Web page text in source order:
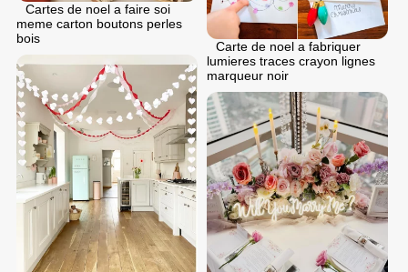
Cartes de noel a faire soi
meme carton boutons perles
bois
Carte de noel a fabriquer
lumieres traces crayon lignes
marqueur noir